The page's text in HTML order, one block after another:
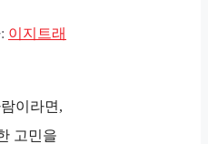
이지트래
이라면,
고민을